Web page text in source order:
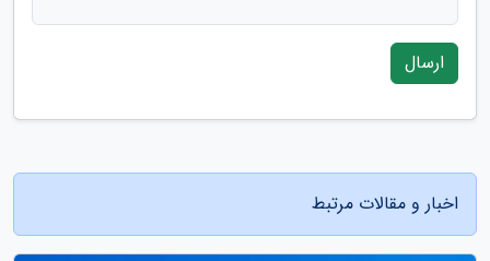
ارسال
اخبار و مقالات مرتبط